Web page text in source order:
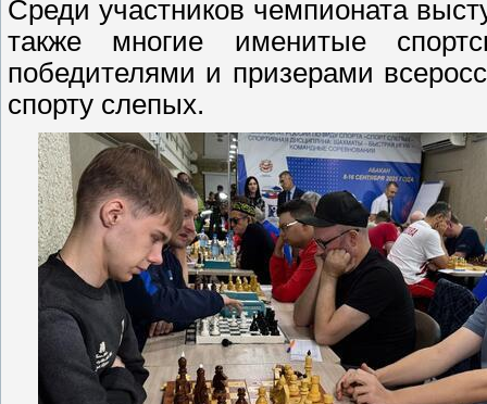
Среди участников чемпионата
также многие именитые
победителями и призерами
спорту слепых.